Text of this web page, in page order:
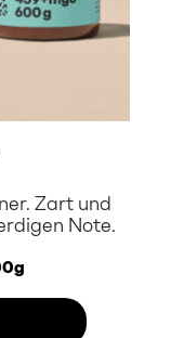
Zart und
Note.